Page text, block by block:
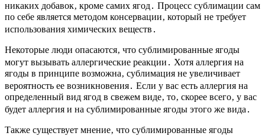
никаких добавок‚ кроме самих ягод․ Процесс сублимации сам
по себе является методом консервации‚ который не требует
использования химических веществ․
Некоторые люди опасаются‚ что сублимированные ягоды
могут вызывать аллергические реакции․ Хотя аллергия на
ягоды в принципе возможна‚ сублимация не увеличивает
вероятность ее возникновения․ Если у вас есть аллергия на
определенный вид ягод в свежем виде‚ то‚ скорее всего‚ у вас
будет аллергия и на сублимированные ягоды этого же вида․
Также существует мнение‚ что сублимированные ягоды